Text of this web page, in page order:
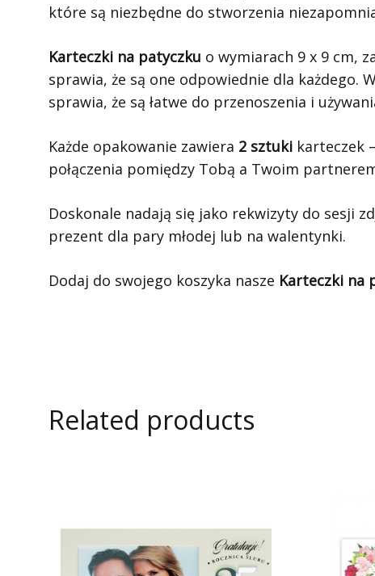
które są niezbędne do stworzenia
Karteczki na patyczku o wymiarach 9 x 9 cm,
sprawia, że są one odpowiednie dla każdego.
sprawia, że są łatwe do przenoszenia i
Każde opakowanie zawiera 2 sztuki karteczek
połączenia pomiędzy Tobą a Twoim
Doskonale nadają się jako rekwizyty do sesji
prezent dla pary młodej lub na walentynki.
Dodaj do swojego koszyka nasze Karteczki na
Related products